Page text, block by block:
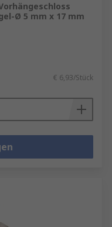
Ø 5 mm x 17 mm
€ 6,93/Stück